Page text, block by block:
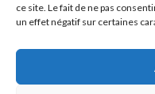
ce site. Le fait de ne pas
un effet négatif sur certaines
J'accepte laPolitique de